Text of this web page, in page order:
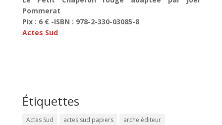
Pommerat
Pix : 6 € -ISBN : 978-2-330-03085-8
Actes Sud
Étiquettes
Actes Sud actes sud papiers
arche éditeur